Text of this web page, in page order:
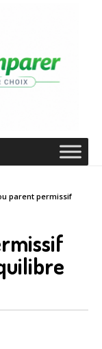
parent permissif